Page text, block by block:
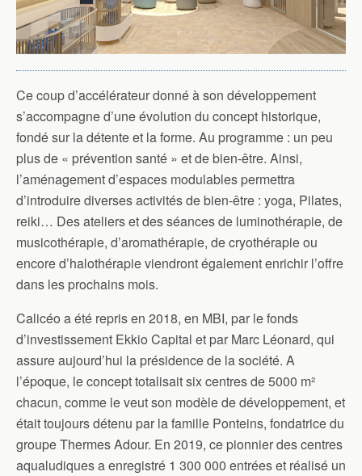
Ce coup d’accélérateur donné à son développement
s’accompagne d’une évolution du concept historique,
fondé sur la détente et la forme. Au programme : un peu
plus de « prévention santé » et de bien-être. Ainsi,
l’aménagement d’espaces modulables permettra
d’introduire diverses activités de bien-être : yoga, Pilates,
reiki… Des ateliers et des séances de luminothérapie, de
musicothérapie, d’aromathérapie, de cryothérapie ou
encore d’halothérapie viendront également enrichir l’offre
dans les prochains mois.
Calicéo a été repris en 2018, en MBI, par le fonds
d’investissement Ekkio Capital et par Marc Léonard, qui
assure aujourd’hui la présidence de la société. A
l’époque, le concept totalisait six centres de 5000 m²
chacun, comme le veut son modèle de développement, et
était toujours détenu par la famille Ponteins, fondatrice du
groupe Thermes Adour. En 2019, ce pionnier des centres
aqualudiques a enregistré 1 300 000 entrées et réalisé un